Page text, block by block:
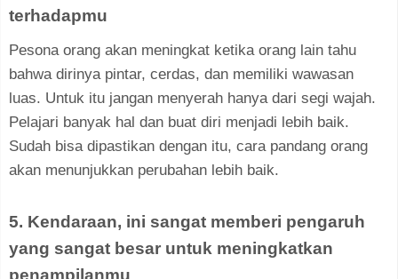
terhadapmu
Pesona orang akan meningkat ketika orang lain tahu
bahwa dirinya pintar, cerdas, dan memiliki wawasan
luas. Untuk itu jangan menyerah hanya dari segi wajah.
Pelajari banyak hal dan buat diri menjadi lebih baik.
Sudah bisa dipastikan dengan itu, cara pandang orang
akan menunjukkan perubahan lebih baik.
5. Kendaraan, ini sangat memberi pengaruh
yang sangat besar untuk meningkatkan